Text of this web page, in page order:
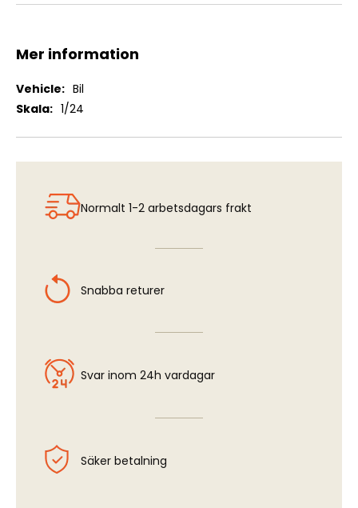
Mer information
Mer
information
Bil
1/24
Normalt 1-2 arbetsdagars frakt
Snabba returer
Svar inom 24h vardagar
Säker betalning